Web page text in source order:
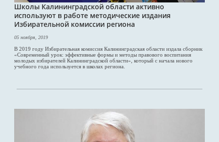
Школы Калининградской области активно
используют в работе методические издания
Избирательной комиссии региона
05 ноября, 2019
В 2019 году Избирательная комиссия Калининградская области издала сборник
«Современный урок: эффективные формы и методы правового воспитания
молодых избирателей Калининградской области», который с начала нового
учебного года используется в школах региона.